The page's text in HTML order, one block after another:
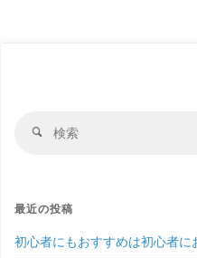
検
最近の投稿
初心者にもおすすめは初心者に